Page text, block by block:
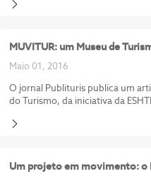
MUVITUR: um Museu de
Maio 01, 2016
O jornal Publituris publica um
do Turismo, da iniciativa da
Um projeto em movimento: o